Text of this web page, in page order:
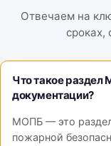
Отвечаем на
сроках,
Что такое раздел
документации?
МОПБ — это
пожарной